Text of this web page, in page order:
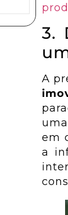
3.
A
em
a